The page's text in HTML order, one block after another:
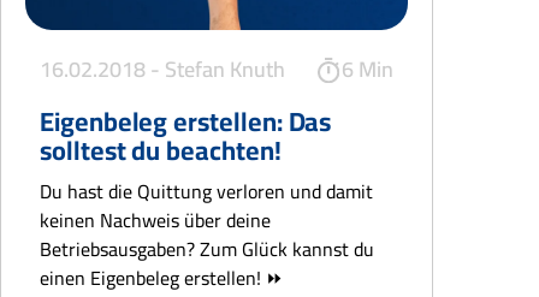
16.02.2018 -Stefan Knuth 6 Min
Eigenbeleg erstellen: Das
solltest du beachten!
Du hast die Quittung verloren und damit
keinen Nachweis über deine
Betriebsausgaben? Zum Glück kannst du
einen Eigenbeleg erstellen! ⏩